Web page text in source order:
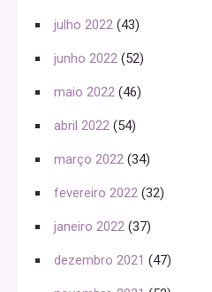
julho 2022 (43)
junho 2022 (52)
maio 2022 (46)
abril 2022 (54)
março 2022 (34)
fevereiro 2022 (32)
janeiro 2022 (37)
dezembro 2021 (47)